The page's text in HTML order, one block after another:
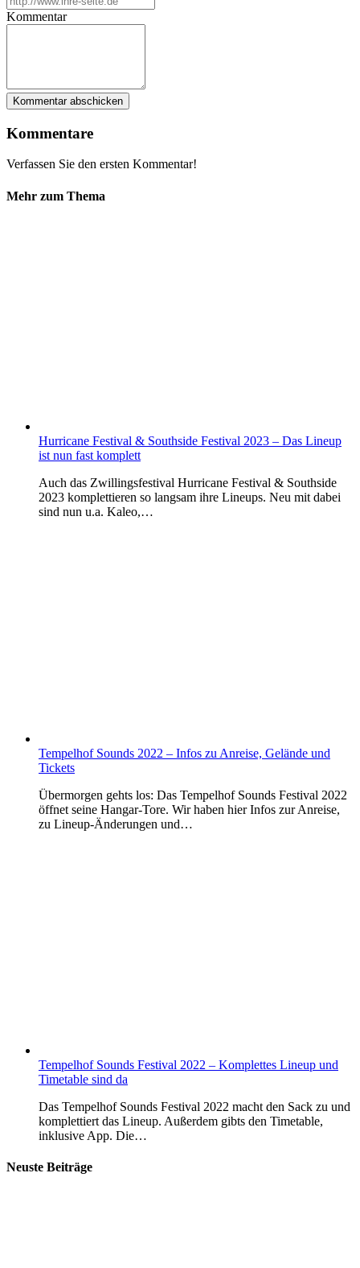
Kommentar
Kommentare
Verfassen Sie den ersten Kommentar!
Mehr zum Thema
Hurricane Festival & Southside Festival 2023 – Das Lineup
ist nun fast komplett
Auch das Zwillingsfestival Hurricane Festival & Southside
2023 komplettieren so langsam ihre Lineups. Neu mit dabei
sind nun u.a. Kaleo,…
Tempelhof Sounds 2022 – Infos zu Anreise, Gelände und
Tickets
Übermorgen gehts los: Das Tempelhof Sounds Festival 2022
öffnet seine Hangar-Tore. Wir haben hier Infos zur Anreise,
zu Lineup-Änderungen und…
Tempelhof Sounds Festival 2022 – Komplettes Lineup und
Timetable sind da
Das Tempelhof Sounds Festival 2022 macht den Sack zu und
komplettiert das Lineup. Außerdem gibts den Timetable,
inklusive App. Die…
Neuste Beiträge